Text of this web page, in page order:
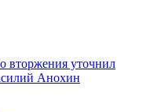
вторжения уточнил
Анохин